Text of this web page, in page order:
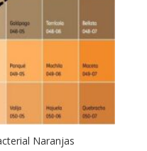
Naranjas